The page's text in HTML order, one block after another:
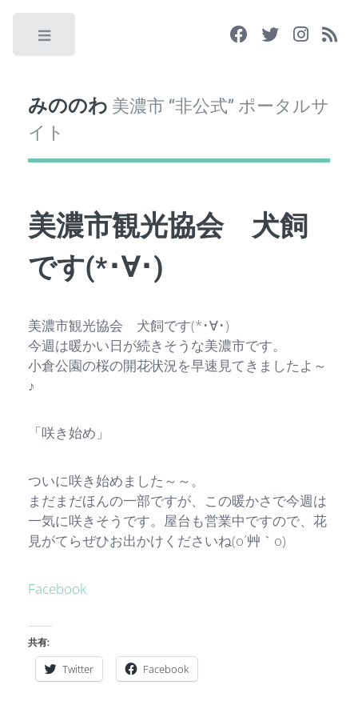
みののわ 美濃市 “非公式” ポータルサ
イト
美濃市観光協会 犬飼
です(*･∀･)
美濃市観光協会 犬飼です(*･∀･)
今週は暖かい日が続きそうな美濃市です。
小倉公園の桜の開花状況を早速見てきましたよ～
♪
「咲き始め」
ついに咲き始めました～～。
まだまだほんの一部ですが、この暖かさで今週は
一気に咲きそうです。屋台も営業中ですので、花
見がてらぜひお出かけくださいね(o´艸｀o)
Facebook
共有:
Twitter Facebook
Toggle